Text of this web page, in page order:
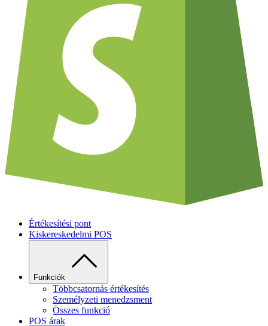
Értékesítési pont
Kiskereskedelmi POS
Funkciók
Többcsatornás értékesítés
Személyzeti menedzsment
Összes funkció
POS árak